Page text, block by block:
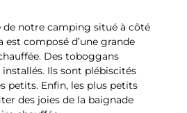
de notre camping situé à côté
est composé d’une grande
Des toboggans
Ils sont plébiscités
petits. Enfin, les plus petits
des joies de la baignade